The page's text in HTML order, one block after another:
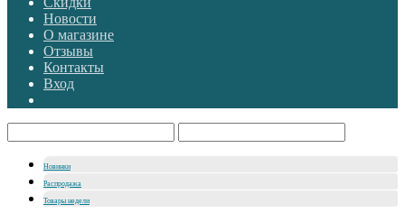
Новости
О магазине
Отзывы
Контакты
Вход
Новинки
Распродажа
Товары недели